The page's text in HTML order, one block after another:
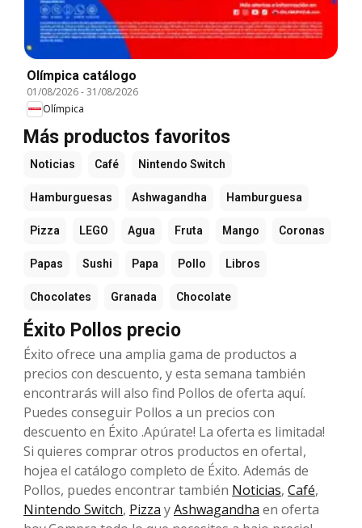
Olímpica catálogo
01/08/2026-31/08/2026
Olímpica
Más productos favoritos
Noticias Café Nintendo Switch
Hamburguesas Ashwagandha Hamburguesa
Pizza LEGO Agua Fruta Mango Coronas
Papas Sushi Papa Pollo Libros
Chocolates Granada Chocolate
Éxito Pollos precio
Éxito ofrece una amplia gama de productos a
precios con descuento, y esta semana también
encontrarás will also find Pollos de oferta aquí.
Puedes conseguir Pollos a un precios con
descuento en Éxito .Apúrate! La oferta es limitada!
Si quieres comprar otros productos en ofertaI,
hojea el catálogo completo de Éxito. Además de
Pollos, puedes encontrar también Noticias, Café,
Nintendo Switch, Pizza yAshwagandha en oferta